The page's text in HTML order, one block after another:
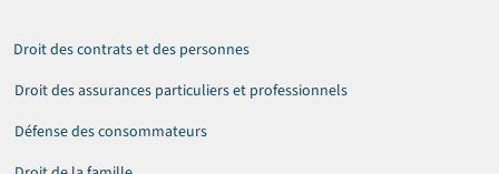
Droit des contrats et des personnes
Droit des assurances particuliers et professionnels
Défense des consommateurs